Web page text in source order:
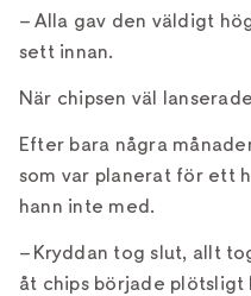
– Alla gav den väldigt
sett innan.
När chipsen väl
Efter bara några
som var planerat för ett
hann inte med.
– Kryddan tog slut, allt
åt chips började plötsligt